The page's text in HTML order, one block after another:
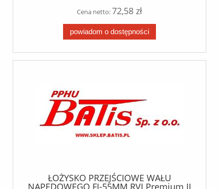
Cena netto:72,58 zł
powiadom o dostępności
ŁOŻYSKO PRZEJŚCIOWE WAŁU
NAPĘDOWEGO FI-55MM RVI Premium II